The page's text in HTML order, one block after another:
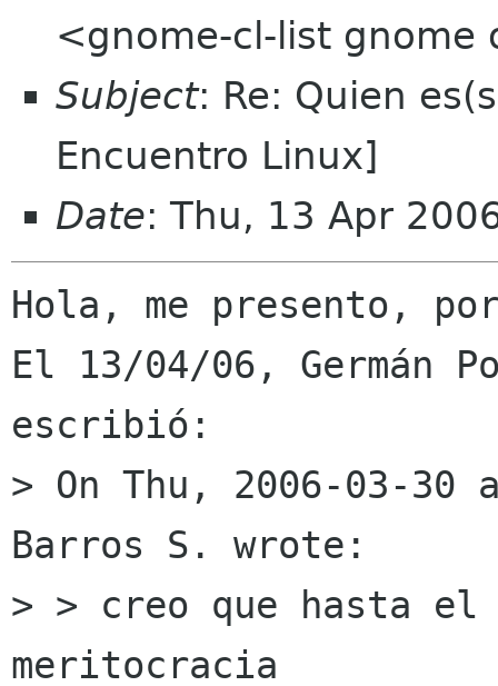
<gnome-cl-list gnome
Subject: Re: Quien
Encuentro Linux]
Date: Thu, 13 Apr
Hola, me presento,
El 13/04/06, Germán
escribió:
> On Thu, 2006-03-
Barros S. wrote:
> > creo que hasta el
meritocracia